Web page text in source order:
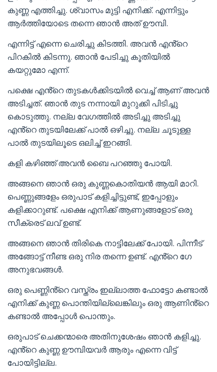
കുണ്ണ എത്തിച്ചു. ശ്വാസം മുട്ടി എനിക്ക്. എന്നിട്ടും
ആർത്തിയോടെ തന്നെ ഞാൻ അത് ഊമ്പി.
എന്നിട്ട് എന്നെ ചെരിച്ചു കിടത്തി. അവൻ എൻ്റെ
പിറകിൽ കിടന്നു. ഞാൻ പേടിച്ചു കൂതിയിൽ
കയറ്റുമോ എന്ന്.
പക്ഷെ എൻ്റെ തുടകൾക്കിടയിൽ വെച്ച് ആണ് അവൻ
അടിച്ചത്. ഞാൻ തുട നന്നായി മുറുക്കി പിടിച്ചു
കൊടുത്തു. നല്ല വേഗത്തിൽ അടിച്ചു അടിച്ചു
എൻ്റെ തുടയിലേക്ക് പാൽ ഒഴിച്ചു. നല്ല ചൂടുള്ള
പാൽ തുടയിലൂടെ ഒലിച്ച് ഇറങ്ങി.
കളി കഴിഞ്ഞ് അവൻ ബൈ പറഞ്ഞു പോയി.
അങ്ങനെ ഞാൻ ഒരു കുണ്ണകൊതിയൻ ആയി മാറി.
പെണ്ണുങ്ങളേം ഒരുപാട് കളിച്ചിട്ടുണ്ട്, ഇപ്പോളും
കളിക്കാറുണ്ട്. പക്ഷെ എനിക്ക് ആണുങ്ങളോട് ഒരു
സീക്രെട് ലവ് ഉണ്ട്.
അങ്ങനെ ഞാൻ തിരികെ നാട്ടിലേക്ക് പോയി. പിന്നീട്
അങ്ങോട്ട് നീണ്ട ഒരു നിര തന്നെ ഉണ്ട്. എൻ്റെ ഗേ
അനുഭവങ്ങൾ.
ഒരു പെണ്ണിൻ്റെ വസ്ത്രം ഇല്ലാത്ത ഫോട്ടോ കണ്ടാൽ
എനിക്ക് കുണ്ണ പൊന്തിയില്ലെങ്കിലും ഒരു ആണിൻ്റെ
കണ്ടാൽ അപ്പോൾ പൊന്തും.
ഒരുപാട് ചെക്കന്മാരെ അതിനുശേഷം ഞാൻ കളിച്ചു.
എൻ്റെ കുണ്ണ ഊമ്പിയവർ ആരും എന്നെ വിട്ട്
പോയിട്ടില്ല.